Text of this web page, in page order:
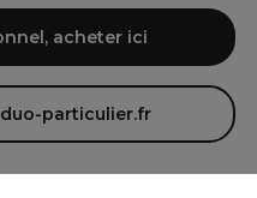
acheter ici
particulier.fr
nous vous proposons une
pour la coiffure et
marques qui font de Pro-
également à tous ceux
de coiffure et de